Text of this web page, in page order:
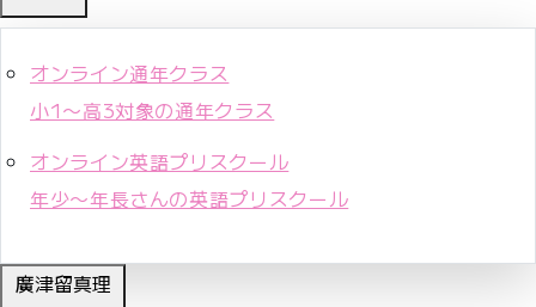
オンライン通年クラス
小1〜高3対象の通年クラス
オンライン英語プリスクール
年少〜年長さんの英語プリスクール
廣津留真理